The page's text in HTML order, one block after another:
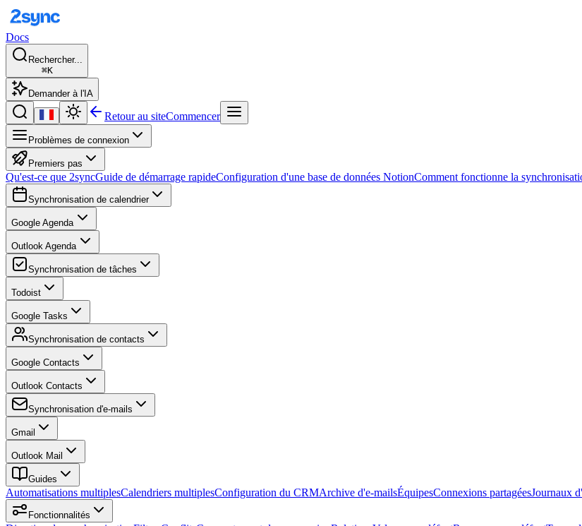
Docs
Rechercher...
⌘K
Demander à l'IA
Retour au siteCommencer
Problèmes de connexion
Premiers pas
Qu'est-ce que 2syncGuide de démarrage rapideConfiguration d'une base de données NotionComment fonctionne la
Synchronisation de calendrier
Google Agenda
Outlook Agenda
Synchronisation de tâches
Todoist
Google Tasks
Synchronisation de contacts
Google Contacts
Outlook Contacts
Synchronisation d'e-mails
Gmail
Outlook Mail
Guides
Automatisations multiplesCalendriers multiplesConfiguration du CRMArchive d'e-mailsÉquipesConnexions partagéesJournaux
Fonctionnalités